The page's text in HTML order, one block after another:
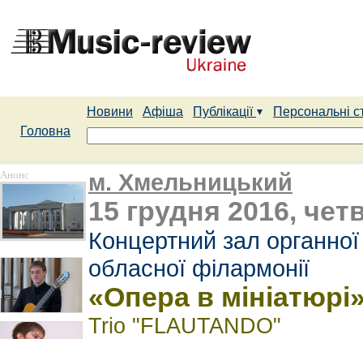
Новини Афіша Публікації
Персональні
Головна
Анонс м. Хмельницький
15 грудня 2016,
Концертний зал
обласної філармонії
«Опера в
Trio "FLAUTANDO"